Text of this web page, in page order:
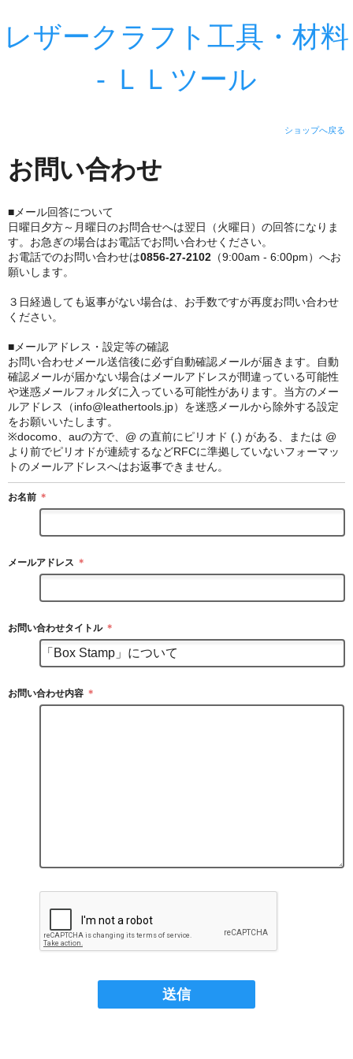
レザークラフト工具・材料
- ＬＬツール
ショップへ戻る
お問い合わせ
■メール回答について
日曜日夕方～月曜日のお問合せへは翌日（火曜日）の回答になりま
す。お急ぎの場合はお電話でお問い合わせください。
お電話でのお問い合わせは0856-27-2102 （9:00am - 6:00pm）へお
願いします。
３日経過しても返事がない場合は、お手数ですが再度お問い合わせ
ください。
■メールアドレス・設定等の確認
お問い合わせメール送信後に必ず自動確認メールが届きます。自動
確認メールが届かない場合はメールアドレスが間違っている可能性
や迷惑メールフォルダに入っている可能性があります。当方のメー
ルアドレス（info@leathertools.jp）を迷惑メールから除外する設定
をお願いいたします。
※docomo、auの方で、@ の直前にピリオド (.) がある、または @
より前でピリオドが連続するなどRFCに準拠していないフォーマッ
トのメールアドレスへはお返事できません。
お名前 ＊
メールアドレス ＊
お問い合わせタイトル ＊
お問い合わせ内容 ＊